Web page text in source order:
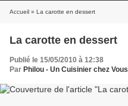
Accueil » La carotte en dessert
La carotte en dessert
Publié le 15/05/2010 à 12:38
Par Philou - Un Cuisinier chez Vous